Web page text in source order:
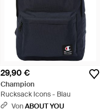
29,90 €
Champion
Rucksack Icons - Blau
VonABOUT YOU